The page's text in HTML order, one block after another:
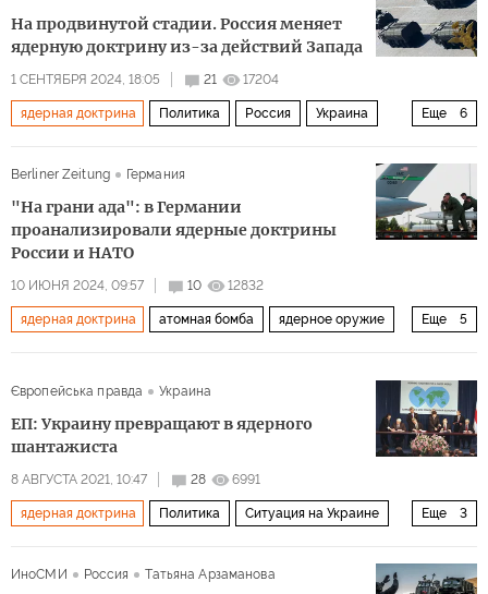
НАТО ядерное оружие
На продвинутой стадии. Россия меняет
ядерную доктрину из-за действий Запада
1 СЕНТЯБРЯ 2024, 18:05 21 17204
Еще 6
ядерная доктрина Политика Россия Украина
Berliner Zeitung Германия
"На грани ада": в Германии
проанализировали ядерные доктрины
России и НАТО
10 ИЮНЯ 2024, 09:57 10 12832
Еще 5
ядерная доктрина атомная бомба ядерное оружие
Європейська правда Украина
ЕП: Украину превращают в ядерного
шантажиста
8 АВГУСТА 2021, 10:47 28 6991
Еще 3
ядерная доктрина Политика Ситуация на Украине
ИноСМИ
Россия Татьяна Арзаманова